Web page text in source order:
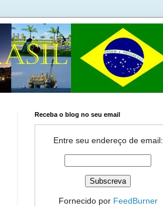
Receba o blog no seu email
Entre seu endereço de email:
Fornecido por FeedBurner